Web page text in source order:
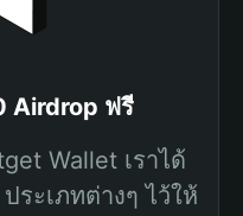
Airdrop ฟรี
Wallet เราได้
ระเภทต่างๆ ไว้ให้